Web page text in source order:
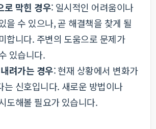
로 막힌 경우: 일시적인 어려움이나
을 수 있으나, 곧 해결책을 찾게 될
합니다. 주변의 도움으로 문제가
있습니다.
려가는 경우: 현재 상황에서 변화가
는 신호입니다. 새로운 방법이나
도해볼 필요가 있습니다.